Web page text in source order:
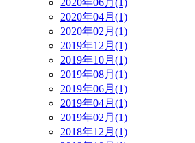
2020年06月(1)
2020年04月(1)
2020年02月(1)
2019年12月(1)
2019年10月(1)
2019年08月(1)
2019年06月(1)
2019年04月(1)
2019年02月(1)
2018年12月(1)